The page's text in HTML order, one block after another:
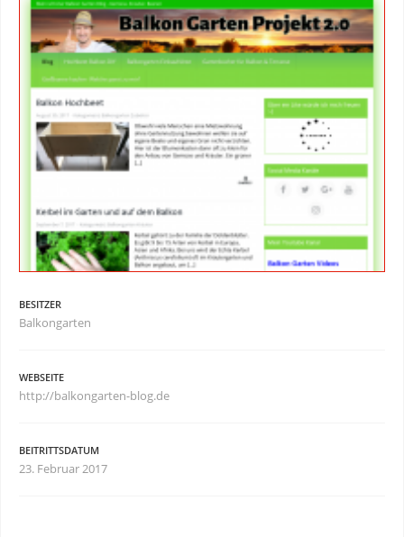
BESITZER
Balkongarten
WEBSEITE
http://balkongarten-blog.de
BEITRITTSDATUM
23. Februar 2017